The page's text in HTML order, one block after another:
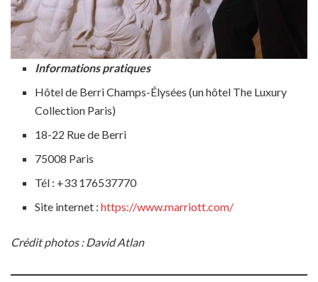
Informations pratiques
Hôtel de Berri Champs-Élysées (un hôtel The Luxury
Collection Paris)
18-22 Rue de Berri
75008 Paris
Tél : +33 176537770
Site internet :https://www.marriott.com/
Crédit photos : David Atlan